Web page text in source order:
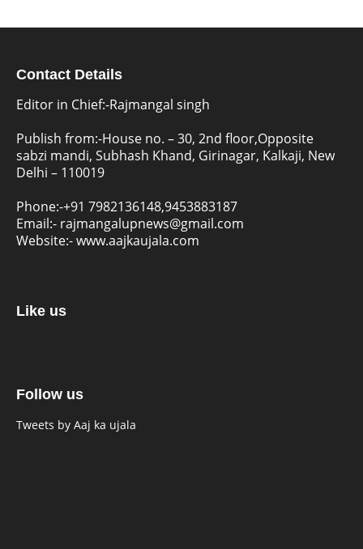
Contact Details
Editor in Chief:-Rajmangal singh
Publish from:-House no. – 30, 2nd floor,Opposite
sabzi mandi, Subhash Khand, Girinagar, Kalkaji, New
Delhi – 110019
Phone:-+91 7982136148,9453883187
Email:- rajmangalupnews@gmail.com
Website:-www.aajkaujala.com
Like us
Follow us
Tweets by Aaj ka ujala